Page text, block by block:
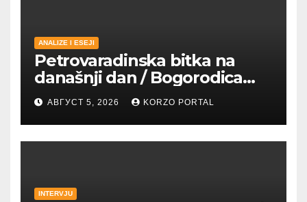
ANALIZE I ESEJI
Petrovaradinska bitka na
današnji dan / Bogorodica
pobednica u
petrovaradinskom Podgrađu
АВГУСТ 5, 2026 KORZO PORTAL
INTERVJU